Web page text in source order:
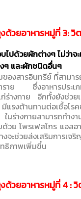
ด้วยอาหารหมู่ที่ 3:
ไปด้วยผักต่างๆ ไม่ว่าจ
ๆ และผักชนิดอื่นๆ
องสารอินทรีย์ ที่สามา
ราย ซึ่งอาหารประเภ
ร่างกาย อีกทั้งยังช่วยเ
แรงต้านทานต่อเชื้อโ
ร่างกายสามารถทำง
ด้วย โพรเฟสโกร แอล
จะช่วยส่งเสริมการเจ
ธิภาพเพิ่มขึ้น
ด้วยอาหารหมู่ที่ 4 :